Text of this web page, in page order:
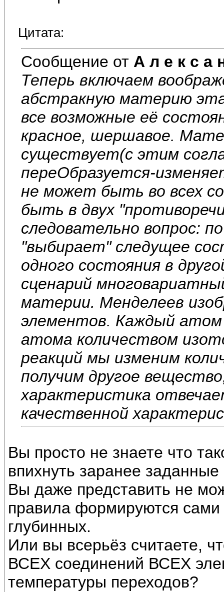
Цитата:
Сообщение от А л е к с а
Теперь включаем
абстракную материю
все возможные её
красное, шершавое.
существует(с этим
переОбразуется-
не может быть во всех
быть в двух
следовательно вопрос:
"выбирает" следущее
одного состояния в
сценарий
материи. Менделеев
элементов. Каждый
атома количеством
реакций мы изменим
получим другое
характеристика
качественной
Вы просто не знаете что
впихнуть заранее
Вы даже представить не
правила формируются
глубинных.
Или вы всерьёз считаете,
ВСЕХ соединений ВСЕХ
температуры переходов?